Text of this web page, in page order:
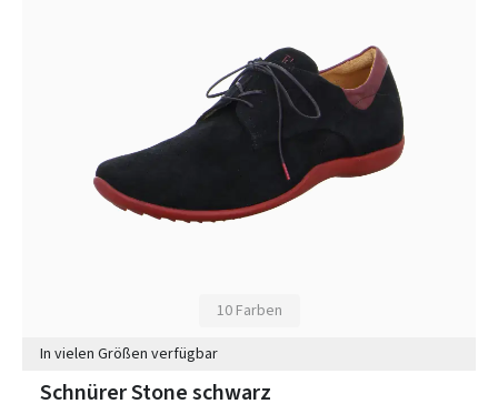
10 Farben
In vielen Größen verfügbar
Schnürer Stone schwarz